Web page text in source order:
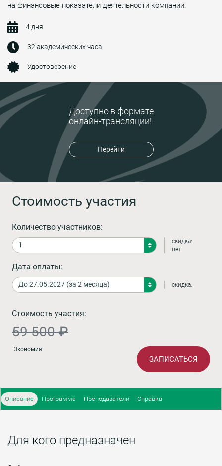
Доступно в формате
онлайн-трансляции!
Перейти
на финансовые показатели деятельности компании.
4 дня
32 академических часа
Удостоверение
Стоимость участия
Количество участников:
скидка:
нет
Дата оплаты:
скидка:
Стоимость участия:
59 500 ₽
Экономия:
ЗАПИСАТЬСЯ
Описание Программа Преподаватели Справка
Для кого предназначен